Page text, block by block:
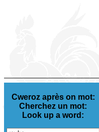
Cweroz après on mot:
Cherchez un mot:
Look up a word: